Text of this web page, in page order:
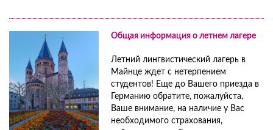
Общая информация о летнем лагере
Летний лингвистический лагерь в
Майнце ждет с нетерпением
студентов! Еще до Вашего приезда в
Германию обратите, пожалуйста,
Ваше внимание, на наличие у Вас
необходимого страхования,